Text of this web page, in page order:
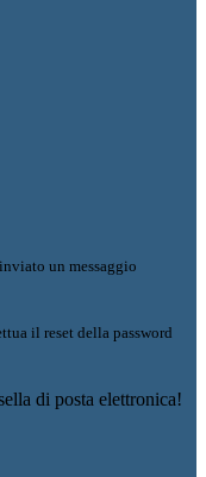
un messaggio
il reset della password
di posta elettronica!